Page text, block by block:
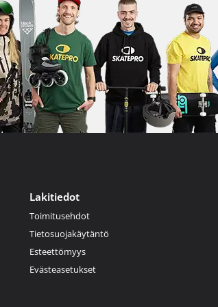
Lakitiedot
Toimitusehdot
Tietosuojakäytäntö
Esteettömyys
Evästeasetukset